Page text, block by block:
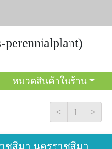
หมวดสินค้าในร้าน
< 1 >
ชสีมา นครราชสีมา